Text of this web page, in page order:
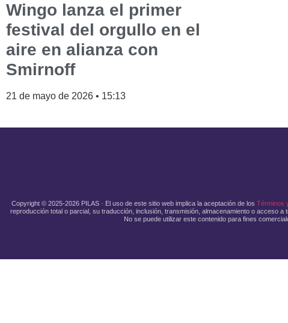
Wingo lanza el primer
festival del orgullo en el
aire en alianza con
Smirnoff
21 de mayo de 2026 15:13
Copyright © 2025-2026 PILAS · El uso de este sitio web implica la aceptación de los Términos
reproducción total o parcial, su traducción, inclusión, transmisión, almacenamiento o acceso
No se puede utilizar este contenido para fines